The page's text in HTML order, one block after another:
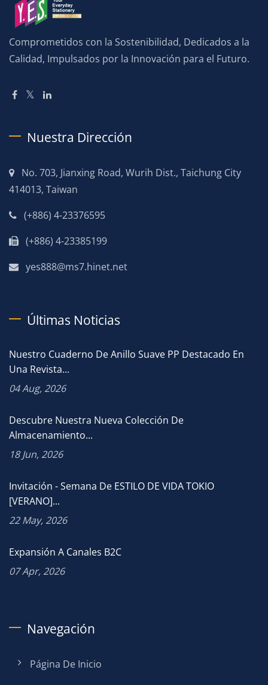
Comprometidos con la Sostenibilidad, Dedicados a la
Calidad, Impulsados por la Innovación para el Futuro.
Nuestra Dirección
No. 703, Jianxing Road, Wurih Dist., Taichung City
414013, Taiwan
(+886) 4-23376595
(+886) 4-23385199
yes888@ms7.hinet.net
Últimas Noticias
Nuestro Cuaderno De Anillo Suave PP Destacado En
Una Revista...
04 Aug, 2026
Descubre Nuestra Nueva Colección De
Almacenamiento...
18 Jun, 2026
Invitación - Semana De ESTILO DE VIDA TOKIO
[VERANO]...
22 May, 2026
Expansión A Canales B2C
07 Apr, 2026
Navegación
Página De Inicio